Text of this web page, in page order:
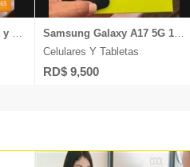
Infinix Hot 10i de 128gb y 4gb ram Dual Sim Desbloqueado
Samsung Galaxy A17 5G 128gb/4gb ram camara 50mp graba 4k desbloqueado
Celulares Y Tabletas
RD$ 9,500